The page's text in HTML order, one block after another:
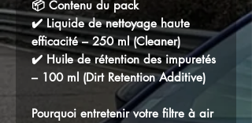
📦 Contenu du pack
✔️ Liquide de nettoyage haute
efficacité – 250 ml (Cleaner)
✔️ Huile de rétention des impuretés
– 100 ml (Dirt Retention Additive)
Pourquoi entretenir votre filtre à air